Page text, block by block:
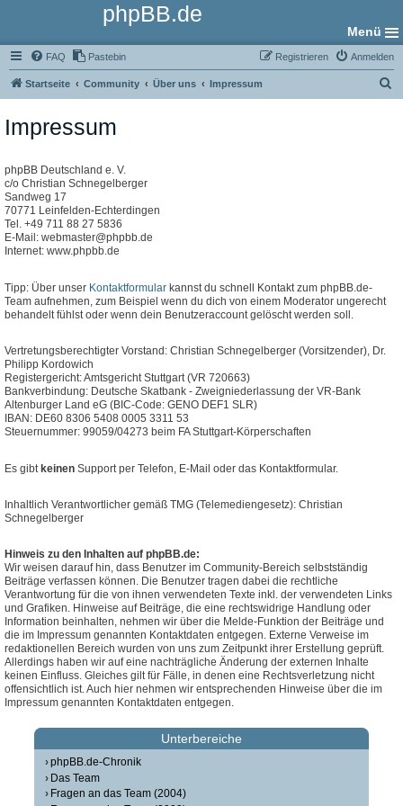
phpBB.de
Menü
FAQ Pastebin Anmelden
Registrieren
Startseite Community Über uns Impressum
Impressum
phpBB Deutschland e. V.
c/o Christian Schnegelberger
Sandweg 17
70771 Leinfelden-Echterdingen
Tel. +49 711 88 27 5836
E-Mail: webmaster@phpbb.de
Internet: www.phpbb.de
Tipp: Über unser Kontaktformular kannst du schnell Kontakt zum phpBB.de-
Team aufnehmen, zum Beispiel wenn du dich von einem Moderator ungerecht
behandelt fühlst oder wenn dein Benutzeraccount gelöscht werden soll.
Vertretungsberechtigter Vorstand: Christian Schnegelberger (Vorsitzender), Dr.
Philipp Kordowich
Registergericht: Amtsgericht Stuttgart (VR 720663)
Bankverbindung: Deutsche Skatbank - Zweigniederlassung der VR-Bank
Altenburger Land eG (BIC-Code: GENO DEF1 SLR)
IBAN: DE60 8306 5408 0005 3311 53
Steuernummer: 99059/04273 beim FA Stuttgart-Körperschaften
Es gibt keinen Support per Telefon, E-Mail oder das Kontaktformular.
Inhaltlich Verantwortlicher gemäß TMG (Telemediengesetz): Christian
Schnegelberger
Hinweis zu den Inhalten auf phpBB.de:
Wir weisen darauf hin, dass Benutzer im Community-Bereich selbstständig
Beiträge verfassen können. Die Benutzer tragen dabei die rechtliche
Verantwortung für die von ihnen verwendeten Texte inkl. der verwendeten Links
und Grafiken. Hinweise auf Beiträge, die eine rechtswidrige Handlung oder
Information beinhalten, nehmen wir über die Melde-Funktion der Beiträge und
die im Impressum genannten Kontaktdaten entgegen. Externe Verweise im
redaktionellen Bereich wurden von uns zum Zeitpunkt ihrer Erstellung geprüft.
Allerdings haben wir auf eine nachträgliche Änderung der externen Inhalte
keinen Einfluss. Gleiches gilt für Fälle, in denen eine Rechtsverletzung nicht
offensichtlich ist. Auch hier nehmen wir entsprechenden Hinweise über die im
Impressum genannten Kontaktdaten entgegen.
Unterbereiche
phpBB.de-Chronik
Das Team
Fragen an das Team (2004)